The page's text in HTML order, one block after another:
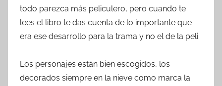
todo parezca más peliculero, pero cuando te
lees el libro te das cuenta de lo importante que
era ese desarrollo para la trama y no el de la peli.
Los personajes están bien escogidos, los
decorados siempre en la nieve como marca la